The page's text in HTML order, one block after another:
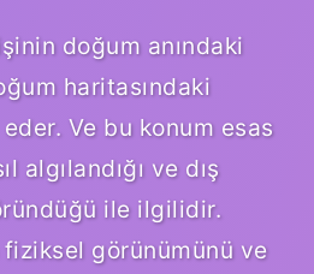
doğum anındaki
haritasındaki
Ve bu konum esas
algılandığı ve dış
ile ilgilidir.
görünümünü ve